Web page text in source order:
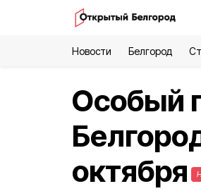
Новости Белгород
Особый
октября